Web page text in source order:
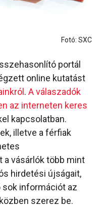
Fotó: SXC
portál
online kutatást
. A válaszadók
az interneten keres
kapcsolatban.
illetve a férfiak
vásárlók több mint
hirdetési újságait,
sok információt az
szerez be.